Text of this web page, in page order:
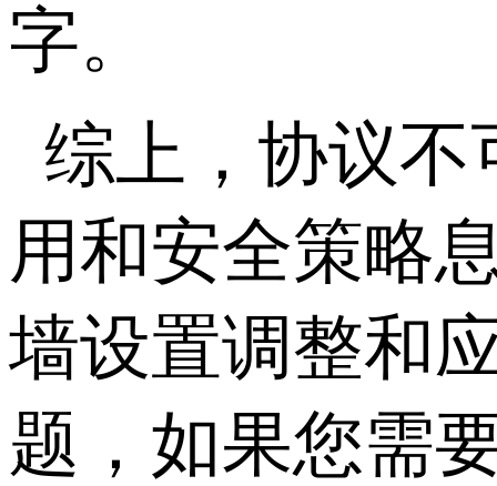
字。
综上，协议不
用和安全策略
墙设置调整和
题，如果您需